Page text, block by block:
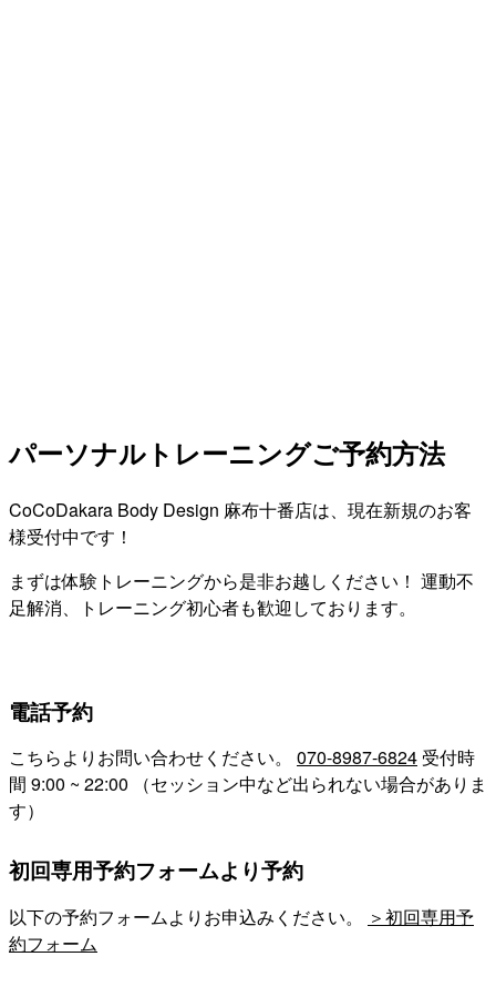
パーソナルトレーニングご予約方法
CoCoDakara Body Design 麻布十番店は、現在新規のお客
様受付中です！
まずは体験トレーニングから是非お越しください！ 運動不
足解消、トレーニング初心者も歓迎しております。
電話予約
こちらよりお問い合わせください。 070-8987-6824 受付時
間 9:00 ~ 22:00 （セッション中など出られない場合がありま
す）
初回専用予約フォームより予約
以下の予約フォームよりお申込みください。
＞初回専用予
約フォーム